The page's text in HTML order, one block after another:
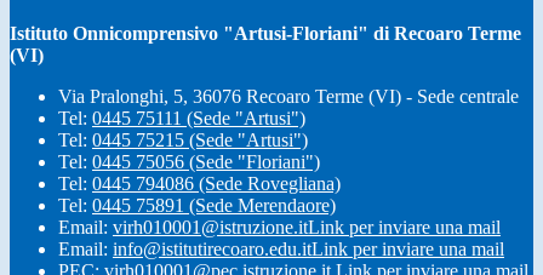
Istituto Onnicomprensivo "Artusi-Floriani" di Recoaro Terme
(VI)
Via Pralonghi, 5, 36076 Recoaro Terme (VI) - Sede centrale
Tel: 0445 75111 (Sede "Artusi")
Tel: 0445 75215 (Sede "Artusi")
Tel: 0445 75056 (Sede "Floriani")
Tel: 0445 794086 (Sede Rovegliana)
Tel: 0445 75891 (Sede Merendaore)
Email: virh010001@istruzione.itLink per inviare una mail
Email: info@istitutirecoaro.edu.itLink per inviare una mail
PEC: virh010001@pec.istruzione.it Link per inviare una mail